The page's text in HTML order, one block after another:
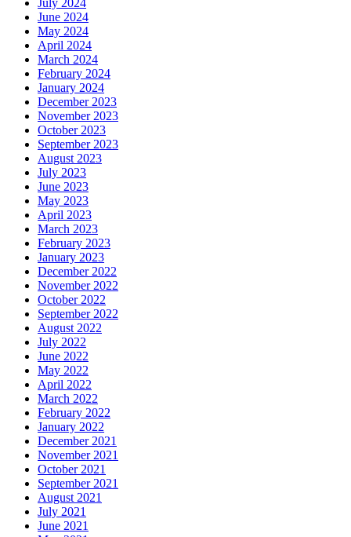
June 2024
May 2024
April 2024
March 2024
February 2024
January 2024
December 2023
November 2023
October 2023
September 2023
August 2023
July 2023
June 2023
May 2023
April 2023
March 2023
February 2023
January 2023
December 2022
November 2022
October 2022
September 2022
August 2022
July 2022
June 2022
May 2022
April 2022
March 2022
February 2022
January 2022
December 2021
November 2021
October 2021
September 2021
August 2021
July 2021
June 2021